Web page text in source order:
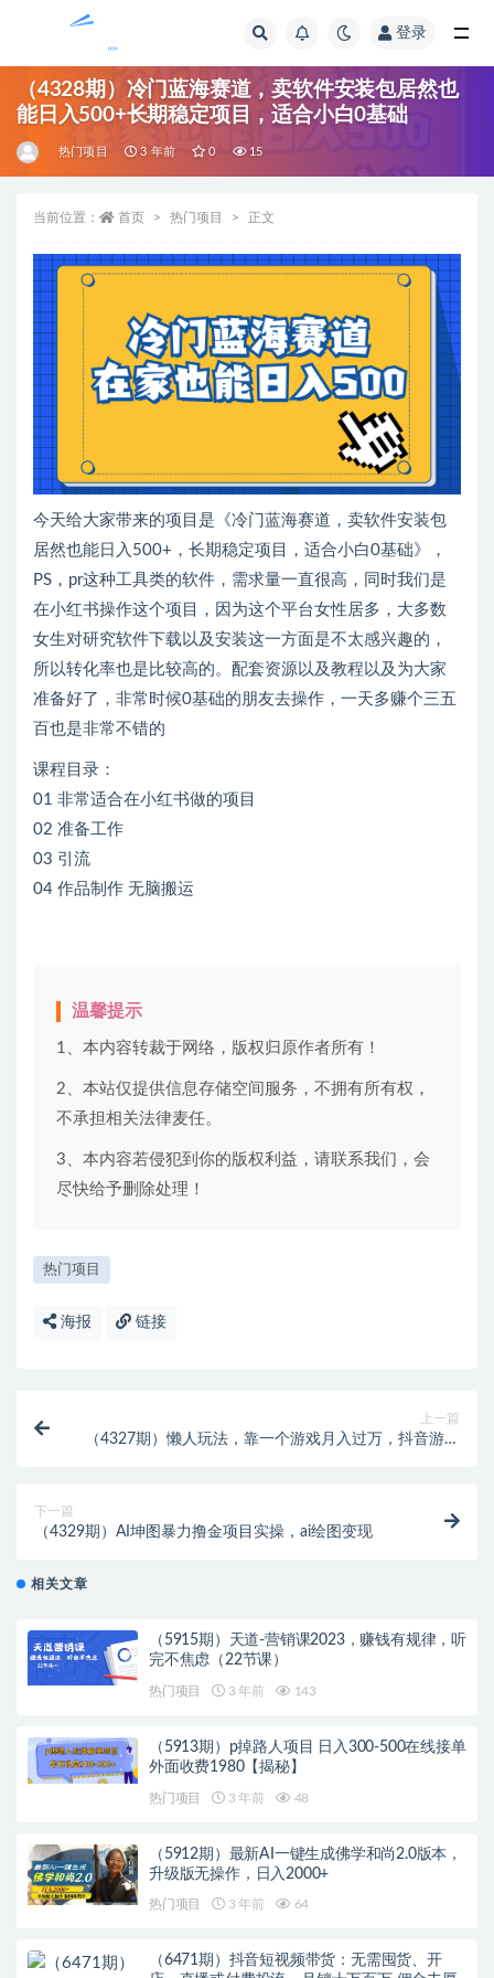
登录
（4328期）冷门蓝海赛道，卖软件安装包居然也
能日入500+长期稳定项目，适合小白0基础
热门项目 3 年前 0 15
当前位置： 首页 热门项目 正文
今天给大家带来的项目是《冷门蓝海赛道，卖软件安装包
居然也能日入500+，长期稳定项目，适合小白0基础》，
PS，pr这种工具类的软件，需求量一直很高，同时我们是
在小红书操作这个项目，因为这个平台女性居多，大多数
女生对研究软件下载以及安装这一方面是不太感兴趣的，
所以转化率也是比较高的。配套资源以及教程以及为大家
准备好了，非常时候0基础的朋友去操作，一天多赚个三五
百也是非常不错的
课程目录：
01 非常适合在小红书做的项目
02 准备工作
03 引流
04 作品制作 无脑搬运
温馨提示
1、本内容转裁于网络，版权归原作者所有！
2、本站仅提供信息存储空间服务，不拥有所有权，
不承担相关法律麦任。
3、本内容若侵犯到你的版权利益，请联系我们，会
尽快给予删除处理！
热门项目
海报 链接
上一篇
（4327期）懒人玩法，靠一个游戏月入过万，抖音游戏
下一篇
（4329期）AI坤图暴力撸金项目实操，ai绘图变现
相关文章
（5915期）天道-营销课2023，赚钱有规律，听
完不焦虑（22节课）
热门项目 3 年前 143
（5913期）p掉路人项目 日入300-500在线接单
外面收费1980【揭秘】
热门项目 3 年前 48
（5912期）最新AI一键生成佛学和尚2.0版本，
升级版无操作，日入2000+
热门项目 3 年前 64
（6471期）抖音短视频带货：无需囤货、开